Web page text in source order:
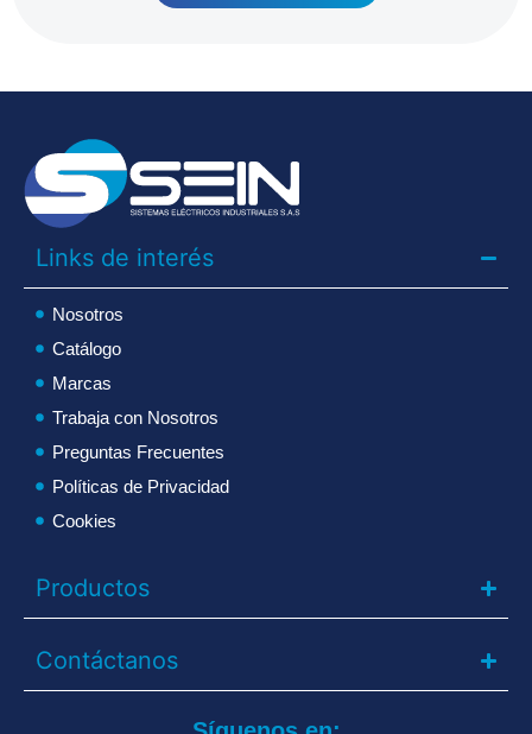
Links de interés
Nosotros
Catálogo
Marcas
Trabaja con Nosotros
Preguntas Frecuentes
Políticas de Privacidad
Cookies
Productos
Contáctanos